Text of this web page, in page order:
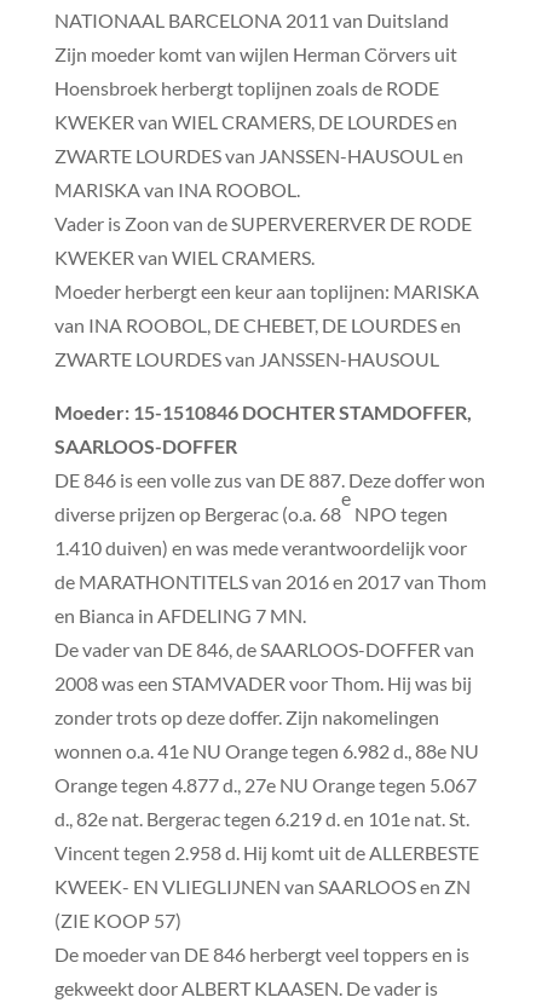
NATIONAAL BARCELONA 2011 van Duitsland
Zijn moeder komt van wijlen Herman Cörvers uit
Hoensbroek herbergt toplijnen zoals de RODE
KWEKER van WIEL CRAMERS, DE LOURDES en
ZWARTE LOURDES van JANSSEN-HAUSOUL en
MARISKA van INA ROOBOL.
Vader is Zoon van de SUPERVERERVER DE RODE
KWEKER van WIEL CRAMERS.
Moeder herbergt een keur aan toplijnen: MARISKA
van INA ROOBOL, DE CHEBET, DE LOURDES en
ZWARTE LOURDES van JANSSEN-HAUSOUL
Moeder: 15-1510846 DOCHTER STAMDOFFER,
SAARLOOS-DOFFER
DE 846 is een volle zus van DE 887. Deze doffer won
diverse prijzen op Bergerac (o.a. 68
e
NPO tegen
1.410 duiven) en was mede verantwoordelijk voor
de MARATHONTITELS van 2016 en 2017 van Thom
en Bianca in AFDELING 7 MN.
De vader van DE 846, de SAARLOOS-DOFFER van
2008 was een STAMVADER voor Thom. Hij was bij
zonder trots op deze doffer. Zijn nakomelingen
wonnen o.a. 41e NU Orange tegen 6.982 d., 88e NU
Orange tegen 4.877 d., 27e NU Orange tegen 5.067
d., 82e nat. Bergerac tegen 6.219 d. en 101e nat. St.
Vincent tegen 2.958 d. Hij komt uit de ALLERBESTE
KWEEK- EN VLIEGLIJNEN van SAARLOOS en ZN
(ZIE KOOP 57)
De moeder van DE 846 herbergt veel toppers en is
gekweekt door ALBERT KLAASEN. De vader is